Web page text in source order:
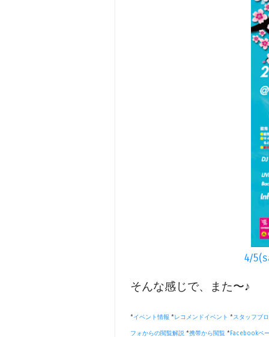
4/
そんな感じで、また〜♪
*イベント情報 *レコメンドイベント *スタッフブ
フォからの閲覧解説 *携帯から閲覧 *Facebookペ